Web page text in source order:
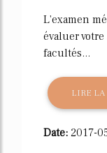
L'examen
évaluer
facultés...
LIRE LA
Date: 2017-